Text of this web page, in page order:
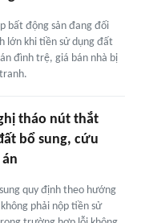
bất động sản đang đối
lớn khi tiền sử dụng đất
đình trệ, giá bán nhà bị
tháo nút thắt
bổ sung, cứu
quy định theo hướng
phải nộp tiền sử